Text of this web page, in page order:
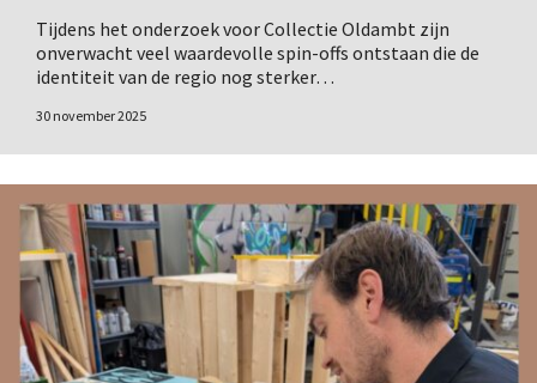
Tijdens het onderzoek voor Collectie Oldambt zijn
onverwacht veel waardevolle spin-offs ontstaan die de
identiteit van de regio nog sterker…
30 november 2025